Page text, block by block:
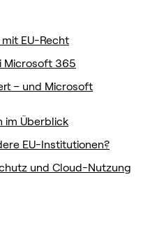
EU-Recht
Microsoft 365
– und Microsoft
im Überblick
EU-Institutionen?
und Cloud-Nutzung